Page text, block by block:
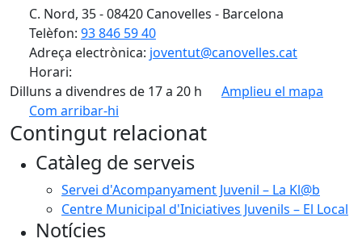
C. Nord, 35 - 08420 Canovelles - Barcelona
Telèfon: 93 846 59 40
Adreça electrònica: joventut@canovelles.cat
Horari:
Dilluns a divendres de 17 a 20 h
Amplieu el mapa
Com arribar-hi
+
−
Contingut relacionat
Catàleg de serveis
Servei d'Acompanyament Juvenil – La Kl@b
Centre Municipal d'Iniciatives Juvenils – El Local
Notícies